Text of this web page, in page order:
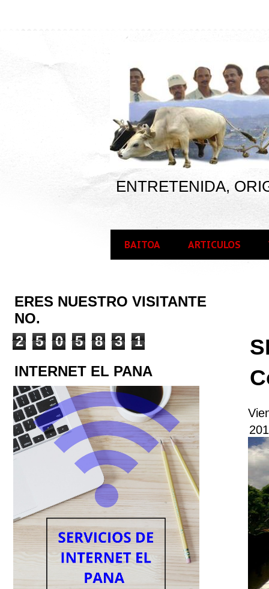
ENTRETENIDA,
BAITOA ARTICULOS
ERES NUESTRO VISITANTE
NO.
2
5 0 5 8 3
1
INTERNET EL PANA